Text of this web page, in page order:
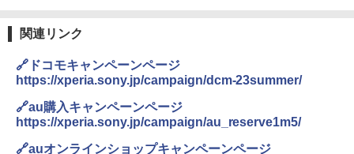
関連リンク
🔗ドコモキャンペーンページ
https://xperia.sony.jp/campaign/dcm-23summer/
🔗au購入キャンペーンページ
https://xperia.sony.jp/campaign/au_reserve1m5/
🔗auオンラインショップキャンペーンページ